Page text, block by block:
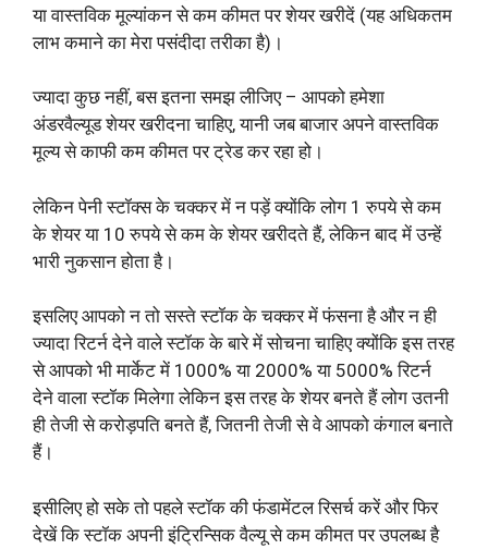
या वास्तविक मूल्यांकन से कम कीमत पर शेयर खरीदें (यह अधिकतम
लाभ कमाने का मेरा पसंदीदा तरीका है)।
ज्यादा कुछ नहीं, बस इतना समझ लीजिए – आपको हमेशा
अंडरवैल्यूड शेयर खरीदना चाहिए, यानी जब बाजार अपने वास्तविक
मूल्य से काफी कम कीमत पर ट्रेड कर रहा हो।
लेकिन पेनी स्टॉक्स के चक्कर में न पड़ें क्योंकि लोग 1 रुपये से कम
के शेयर या 10 रुपये से कम के शेयर खरीदते हैं, लेकिन बाद में उन्हें
भारी नुकसान होता है।
इसलिए आपको न तो सस्ते स्टॉक के चक्कर में फंसना है और न ही
ज्यादा रिटर्न देने वाले स्टॉक के बारे में सोचना चाहिए क्योंकि इस तरह
से आपको भी मार्केट में 1000% या 2000% या 5000% रिटर्न
देने वाला स्टॉक मिलेगा लेकिन इस तरह के शेयर बनते हैं लोग उतनी
ही तेजी से करोड़पति बनते हैं, जितनी तेजी से वे आपको कंगाल बनाते
हैं।
इसीलिए हो सके तो पहले स्टॉक की फंडामेंटल रिसर्च करें और फिर
देखें कि स्टॉक अपनी इंट्रिन्सिक वैल्यू से कम कीमत पर उपलब्ध है